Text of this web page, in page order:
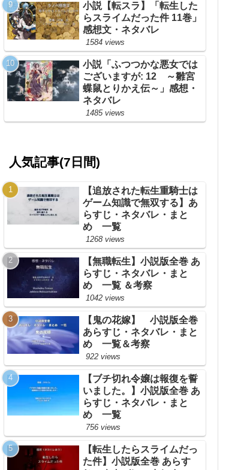
小説【転スラ】「転生した
らスライムだった件 11巻」
感想文・ネタバレ
1584 views
小説「ふつつかな悪女では
ございますが: 12 ～雛宮
蝶鼠とりかえ伝～」感想・
ネタバレ
1485 views
人気記事(7日間)
【追放された転生重騎士は
ゲーム知識で無双する】あ
らすじ・ネタバレ・まと
め 一覧
1268 views
【無職転生】小説版全巻 あ
らすじ・ネタバレ・まと
め 一覧 ＆考察
1042 views
【鬼の花嫁】 小説版全巻
あらすじ・ネタバレ・まと
め 一覧＆考察
922 views
【ブチ切れ令嬢は報復を誓
いました。】小説版全巻 あ
らすじ・ネタバレ・まと
め 一覧
756 views
【転生したらスライムだっ
た件】小説版全巻 あらす